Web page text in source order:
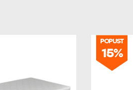
POPUST
15%